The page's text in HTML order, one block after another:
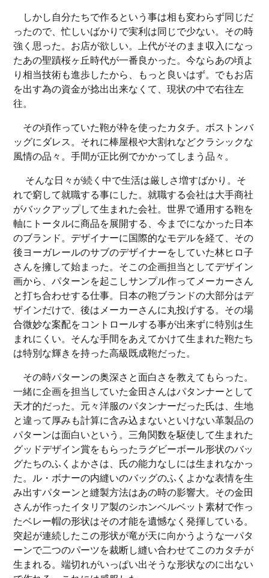
しかし自分たちで作るという事は相も変わらず同じだ
ったので、忙しいばかりで実利は同じで少ない。その時
強く思った。お店が欲しい。上代がそのまま収入になっ
たあの聖蹟桜ヶ丘時代が一番良かった。今ならあの頃よ
り相当技術も進歩したから、もっと良いはず。でもお店
を出す為の資金が捻出出来なくて、現状の中で右往左
往。
その頃作っていた鞄が枠を使ったカタチ。ボストンバ
ッグにダレス。それに棒屋根や大割れなどクラシックな
風情の品々。手間が正比例でかかってしまう品々。
そんな日々が続く中で生活は厳しさ増すばかり。そ
れで窮して就職する事にした。就職する会社は大手商社
がバックアップして生まれた会社。世界で通用する鞄を
軸にトータルに商品を展開する、今までになかった日本
のブランド。デザイナーに国際的なモデルを経て、その
後ヨーガレールのサブのデザイナーをしていた林ヒロ子
さんを擁して始まった。そこの企画担当としてデザイン
画から、パターンを起こしサンプル作ってメーカーさん
と打ち合わせする仕事。日本の鞄ブランドの大部分はデ
ザインだけで、後はメーカーさんに丸投げする。その場
合微妙な案配をコントロールする事が出来ずに特別は生
まれにくい。そんな手間をあえてかけて生まれた鞄たち
は特別な輝きを持った高級既成鞄だった。
その時パターンの奥深さと面白さを教えてもらった。
一緒に企画を担当していた金田さんはパタンナーとして
天才的だった。元々洋服のパタンナーだった氏は、生地
と違って厚みも計算に含み込まないといけない革製品の
パターンは面白いという。三角関数を駆使して生まれた
グッドデザイン賞をもらったラグビーボール形状のバッ
グたちのふくよかさは、氏の能力なしには生まれなかっ
た。ル・ボナーの内縫いのバッグのふくよかな表情を生
み出すパターンと縫製方法はあの時の影響大。その金田
さんが作ったイタリア製のシホンベルベット素材で作っ
たベレー帽の形状はその才能を遺憾なく発揮している。
突起が連続したこの形状が竜が天に向かうような一パタ
ーンで二つのパーツを裁断し縫い合わせてこのカタチが
生まれる。端切れがいっぱい出そうな形状なのに出ない